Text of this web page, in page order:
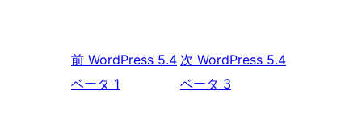
前 WordPress 5.4
ベータ 1
次 WordPress 5.4
ベータ 3